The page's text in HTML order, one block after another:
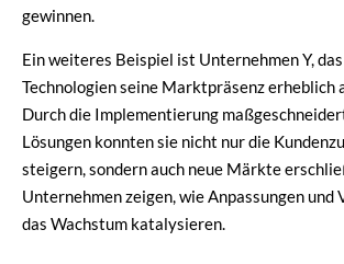
gewinnen.
Ein weiteres Beispiel ist Unternehmen Y,
Technologien seine Marktpräsenz erheblich
Durch die Implementierung
Lösungen konnten sie nicht nur die
steigern, sondern auch neue Märkte
Unternehmen zeigen, wie Anpassungen und
das Wachstum katalysieren.